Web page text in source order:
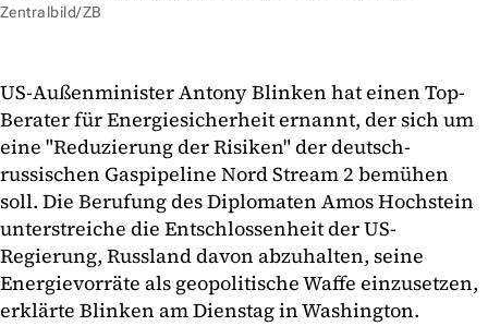
Zentralbild/ZB
US-Außenminister Antony Blinken hat einen Top-
Berater für Energiesicherheit ernannt, der sich um
eine "Reduzierung der Risiken" der deutsch-
russischen Gaspipeline Nord Stream 2 bemühen
soll. Die Berufung des Diplomaten Amos Hochstein
unterstreiche die Entschlossenheit der US-
Regierung, Russland davon abzuhalten, seine
Energievorräte als geopolitische Waffe einzusetzen,
erklärte Blinken am Dienstag in Washington.